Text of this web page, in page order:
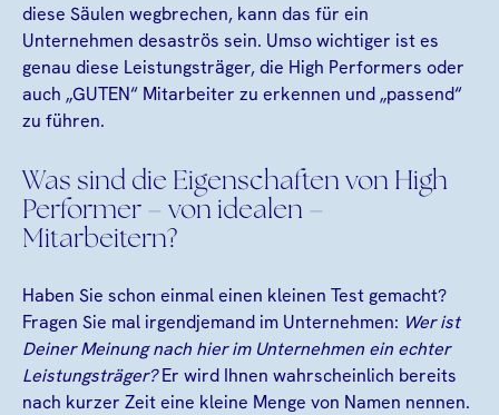
diese Säulen wegbrechen, kann das für ein
Unternehmen desaströs sein. Umso wichtiger ist es
genau diese Leistungsträger, die High Performers oder
auch „GUTEN“ Mitarbeiter zu erkennen und „passend“
zu führen.
Was sind die Eigenschaften von High
Performer – von idealen –
Mitarbeitern?
Haben Sie schon einmal einen kleinen Test gemacht?
Fragen Sie mal irgendjemand im Unternehmen: Wer ist
Deiner Meinung nach hier im Unternehmen ein echter
Leistungsträger?Er wird Ihnen wahrscheinlich bereits
nach kurzer Zeit eine kleine Menge von Namen nennen.